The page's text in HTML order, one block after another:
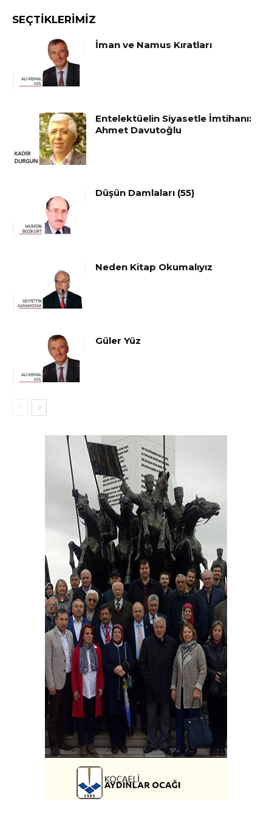
SEÇTIKLERIMIZ
İman ve Namus Kıratları
Entelektüelin Siyasetle İmtihanı:
Ahmet Davutoğlu
Düşün Damlaları (55)
Neden Kitap Okumalıyız
Güler Yüz